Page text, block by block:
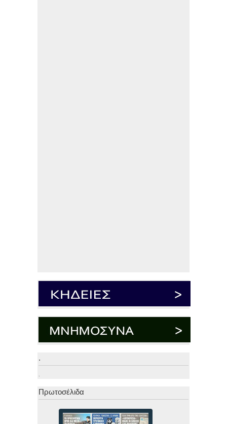
.
.
Πρωτοσέλιδα